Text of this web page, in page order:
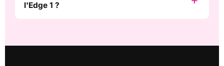
l'Edge 1 ?